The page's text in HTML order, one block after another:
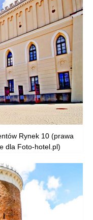
Rynek 10 (prawa
dla Foto-hotel.pl)